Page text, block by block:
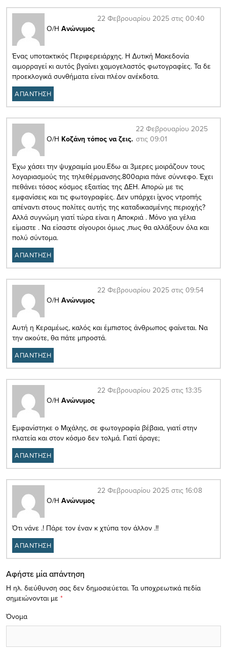
Ο/Η Ανώνυμος
22 Φεβρουαρίου 2025 στις 00:40
Ένας υποτακτικός Περιφερειάρχης. Η Δυτική Μακεδονία
αιμορραγεί κι αυτός βγαίνει χαμογελαστός φωτογραφίες. Τα δε
προεκλογικά συνθήματα είναι πλέον ανέκδοτα.
ΑΠΑΝΤΗΣΗ
Ο/Η Κοζάνη τόπος να ζεις.
22 Φεβρουαρίου 2025
στις 09:01
Έχω χάσει την ψυχραιμία μου.Εδω αι 3μερες μοιράζουν τους
λογαριασμούς της τηλεθέρμανσης.800αρια πάνε σύννεφο. Έχει
πεθάνει τόσος κόσμος εξαιτίας της ΔΕΗ. Απορώ με τις
εμφανίσεις και τις φωτογραφίες. Δεν υπάρχει ίχνος ντροπής
απέναντι στους πολίτες αυτής της καταδικασμένης περιοχής?
Αλλά συγνώμη γιατί τώρα είναι η Αποκριά . Μόνο για γέλια
είμαστε . Να είσαστε σίγουροι όμως ,πως θα αλλάξουν όλα και
πολύ σύντομα.
ΑΠΑΝΤΗΣΗ
Ο/Η Ανώνυμος
22 Φεβρουαρίου 2025 στις 09:54
Αυτή η Κεραμέως, καλός και έμπιστος άνθρωπος φαίνεται. Να
την ακούτε, θα πάτε μπροστά.
ΑΠΑΝΤΗΣΗ
Ο/Η Ανώνυμος
22 Φεβρουαρίου 2025 στις 13:35
Εμφανίστηκε ο Μιχάλης, σε φωτογραφία βέβαια, γιατί στην
πλατεία και στον κόσμο δεν τολμά. Γιατί άραγε;
ΑΠΑΝΤΗΣΗ
Ο/Η Ανώνυμος
22 Φεβρουαρίου 2025 στις 16:08
Ότι νάνε .! Πάρε τον έναν κ χτύπα τον άλλον .!!
ΑΠΑΝΤΗΣΗ
Αφήστε μία απάντηση
Η ηλ. διεύθυνση σας δεν δημοσιεύεται. Τα υποχρεωτικά πεδία
σημειώνονται με *
Όνομα